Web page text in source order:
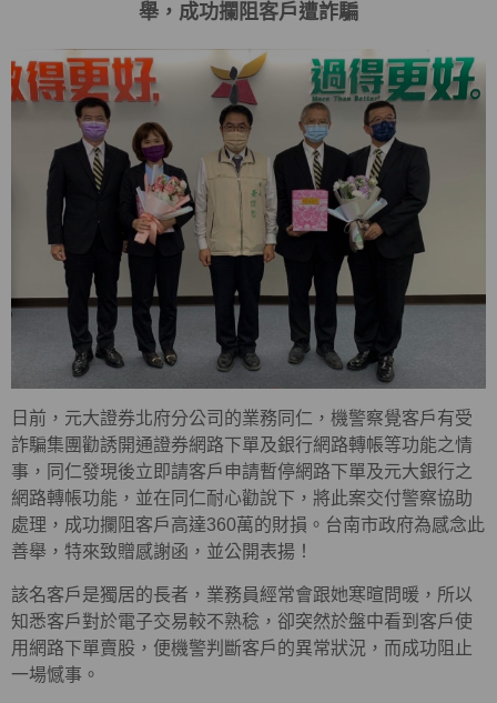
舉，成功攔阻客戶遭詐騙
日前，元大證券北府分公司的業務同仁，機警察覺客戶有受
詐騙集團勸誘開通證券網路下單及銀行網路轉帳等功能之情
事，同仁發現後立即請客戶申請暫停網路下單及元大銀行之
網路轉帳功能，並在同仁耐心勸說下，將此案交付警察協助
處理，成功攔阻客戶高達360萬的財損。台南市政府為感念此
善舉，特來致贈感謝函，並公開表揚！
該名客戶是獨居的長者，業務員經常會跟她寒暄問暖，所以
知悉客戶對於電子交易較不熟稔，卻突然於盤中看到客戶使
用網路下單賣股，便機警判斷客戶的異常狀況，而成功阻止
一場憾事。